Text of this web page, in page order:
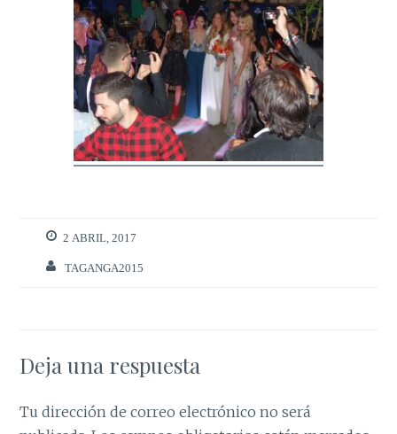
2 ABRIL, 2017
TAGANGA2015
Deja una respuesta
Tu dirección de correo electrónico no será